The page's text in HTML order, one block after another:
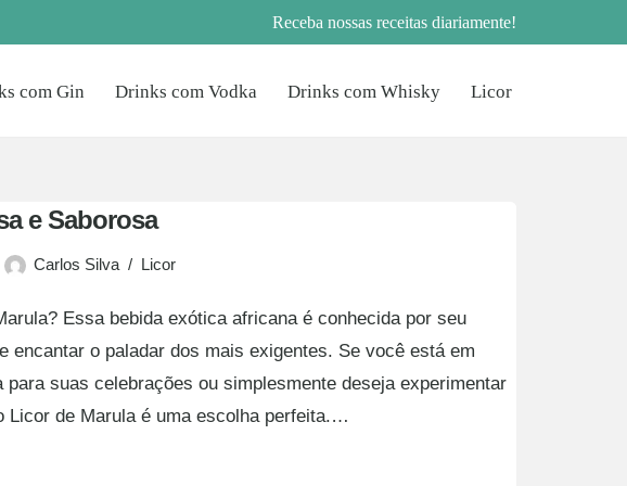
Receba nossas receitas diariamente!
com Gin Drinks com Vodka Drinks com Whisky Licor
e Saborosa
Carlos Silva Licor
Essa bebida exótica africana é conhecida por seu
encantar o paladar dos mais exigentes. Se você está em
para suas celebrações ou simplesmente deseja experimentar
Licor de Marula é uma escolha perfeita.…